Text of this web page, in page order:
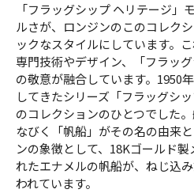
「フラッグシップ ヘリテージ」
ルさが、ロンジンのこのコレク
ックなスタイルにしています。
専門技術やデザイン、「フラッ
の敬意が融合しています。1950
してきたシリーズ「フラッグシ
のコレクションのひとつでした
なびく「帆船」がその名の由来
ンの象徴として、18Kゴールド
れたエナメルの帆船が、ねじ込
われています。